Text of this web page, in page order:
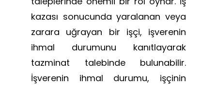
kazası sonucunda yaralanan veya
zarara uğrayan bir işçi, işverenin
ihmal durumunu kanıtlayarak
tazminat talebinde bulunabilir.
İşverenin ihmal durumu, işçinin